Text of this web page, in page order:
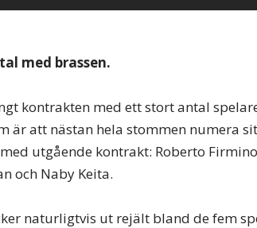
med brassen.
kontrakten med ett stort antal
är att nästan hela stommen numera
utgående kontrakt: Roberto
och Naby Keita.
naturligtvis ut rejält bland de fem